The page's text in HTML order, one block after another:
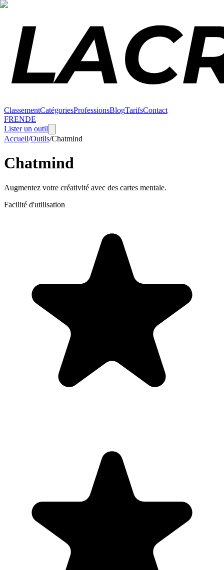
ClassementCatégoriesProfessionsBlogTarifsContact
FRENDE
Lister un outil
Accueil/Outils/Chatmind
Chatmind
Augmentez votre créativité avec des cartes mentale.
Facilité d'utilisation